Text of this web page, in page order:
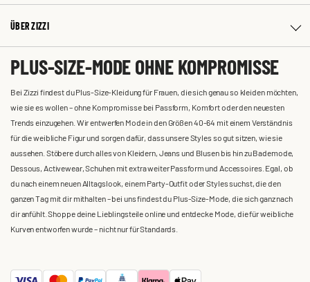
ÜBER ZIZZI
PLUS-SIZE-MODE OHNE KOMPROMISSE
Bei Zizzi findest du Plus-Size-Kleidung für Frauen, die sich genau so kleiden möchten,
wie sie es wollen – ohne Kompromisse bei Passform, Komfort oder den neuesten
Trends einzugehen. Wir entwerfen Mode in den Größen 40-64 mit einem Verständnis
für die weibliche Figur und sorgen dafür, dass unsere Styles so gut sitzen, wie sie
aussehen. Stöbere durch alles von Kleidern, Jeans und Blusen bis hin zu Bademode,
Dessous, Activewear, Schuhen mit extra weiter Passform und Accessoires. Egal, ob
du nach einem neuen Alltagslook, einem Party-Outfit oder Styles suchst, die den
ganzen Tag mit dir mithalten – bei uns findest du Plus-Size-Mode, die sich ganz nach
dir anfühlt. Shoppe deine Lieblingsteile online und entdecke Mode, die für weibliche
Kurven entworfen wurde – nicht nur für Standards.